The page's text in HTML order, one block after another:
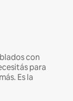
con
para
Es la